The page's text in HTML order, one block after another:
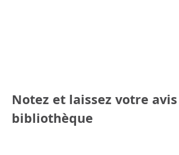
Notez et laissez votre
bibliothèque